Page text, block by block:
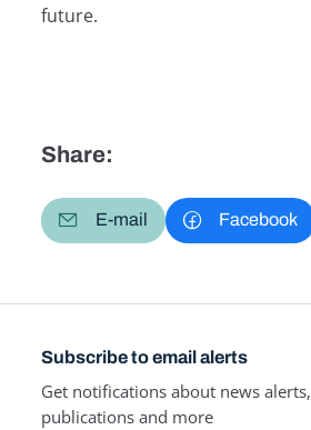
future.
Share:
E-mail Facebook
Subscribe to email alerts
Get notifications about news alerts,
publications and more